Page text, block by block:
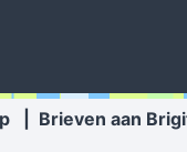
Brieven aan